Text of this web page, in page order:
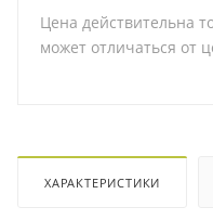
Цена действительна
может отличаться от
ХАРАКТЕРИСТИКИ